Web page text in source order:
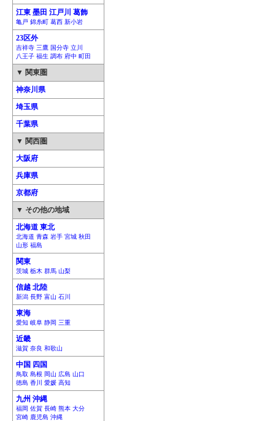
江東 墨田 江戸川 葛飾
亀戸 錦糸町 葛西 新小岩
23区外
吉祥寺 三鷹 国分寺 立川
八王子 福生 調布 府中 町田
▼ 関東圏
神奈川県
埼玉県
千葉県
▼ 関西圏
大阪府
兵庫県
京都府
▼ その他の地域
北海道 東北
北海道 青森 岩手 宮城 秋田
山形 福島
関東
茨城 栃木 群馬 山梨
信越 北陸
新潟 長野 富山 石川
東海
愛知 岐阜 静岡 三重
近畿
滋賀 奈良 和歌山
中国 四国
鳥取 島根 岡山 広島 山口
徳島 香川 愛媛 高知
九州 沖縄
福岡 佐賀 長崎 熊本 大分
宮崎 鹿児島 沖縄